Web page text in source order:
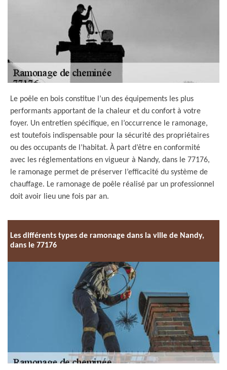
Le poêle en bois constitue l’un des équipements les plus
performants apportant de la chaleur et du confort à votre
foyer. Un entretien spécifique, en l’occurrence le ramonage,
est toutefois indispensable pour la sécurité des propriétaires
ou des occupants de l’habitat. À part d’être en conformité
avec les réglementations en vigueur à Nandy, dans le 77176,
le ramonage permet de préserver l’efficacité du système de
chauffage. Le ramonage de poêle réalisé par un professionnel
doit avoir lieu une fois par an.
Les différents types de ramonage dans la ville de Nandy,
dans le 77176